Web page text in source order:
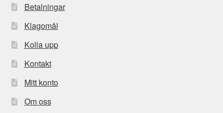
Betalningar
Klagomål
Kolla upp
Kontakt
Mitt konto
Om oss